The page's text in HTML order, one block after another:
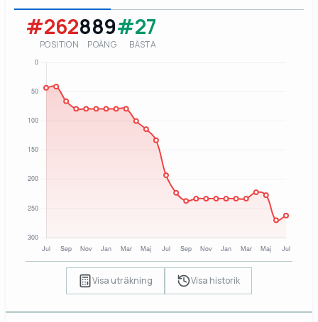
#262
POSITION
889
POÄNG
#27
BÄSTA
Visa uträkning Visa historik